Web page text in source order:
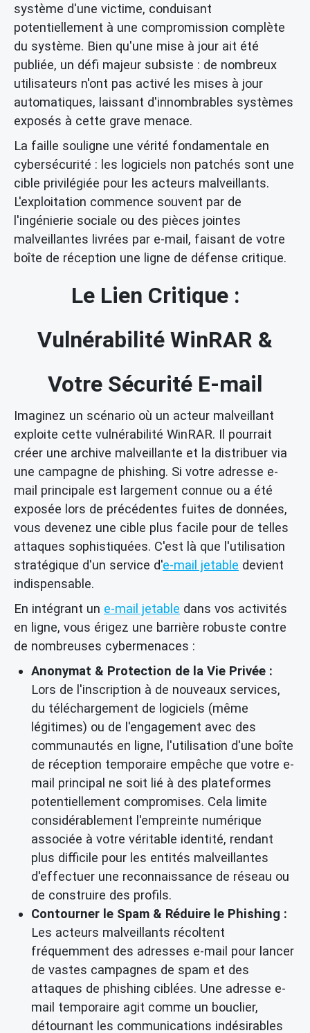
système d'une victime, conduisant
potentiellement à une compromission complète
du système. Bien qu'une mise à jour ait été
publiée, un défi majeur subsiste : de nombreux
utilisateurs n'ont pas activé les mises à jour
automatiques, laissant d'innombrables systèmes
exposés à cette grave menace.
La faille souligne une vérité fondamentale en
cybersécurité : les logiciels non patchés sont une
cible privilégiée pour les acteurs malveillants.
L'exploitation commence souvent par de
l'ingénierie sociale ou des pièces jointes
malveillantes livrées par e-mail, faisant de votre
boîte de réception une ligne de défense critique.
Le Lien Critique :
Vulnérabilité WinRAR &
Votre Sécurité E-mail
Imaginez un scénario où un acteur malveillant
exploite cette vulnérabilité WinRAR. Il pourrait
créer une archive malveillante et la distribuer via
une campagne de phishing. Si votre adresse e-
mail principale est largement connue ou a été
exposée lors de précédentes fuites de données,
vous devenez une cible plus facile pour de telles
attaques sophistiquées. C'est là que l'utilisation
stratégique d'un service d'e-mail jetable devient
indispensable.
En intégrant un e-mail jetable dans vos activités
en ligne, vous érigez une barrière robuste contre
de nombreuses cybermenaces :
Anonymat & Protection de la Vie Privée :
Lors de l'inscription à de nouveaux services,
du téléchargement de logiciels (même
légitimes) ou de l'engagement avec des
communautés en ligne, l'utilisation d'une boîte
de réception temporaire empêche que votre e-
mail principal ne soit lié à des plateformes
potentiellement compromises. Cela limite
considérablement l'empreinte numérique
associée à votre véritable identité, rendant
plus difficile pour les entités malveillantes
d'effectuer une reconnaissance de réseau ou
de construire des profils.
Contourner le Spam & Réduire le Phishing :
Les acteurs malveillants récoltent
fréquemment des adresses e-mail pour lancer
de vastes campagnes de spam et des
attaques de phishing ciblées. Une adresse e-
mail temporaire agit comme un bouclier,
détournant les communications indésirables